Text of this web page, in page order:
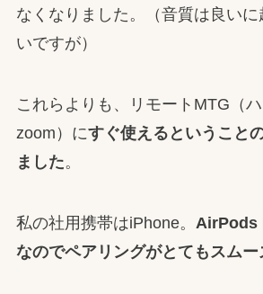
なくなりました。（音質は良い
いですが）
これらよりも、リモートMTG（
zoom）にすぐ使えるということ
ました。
私の社用携帯はiPhone。 AirPods
なのでペアリングがとてもスムー